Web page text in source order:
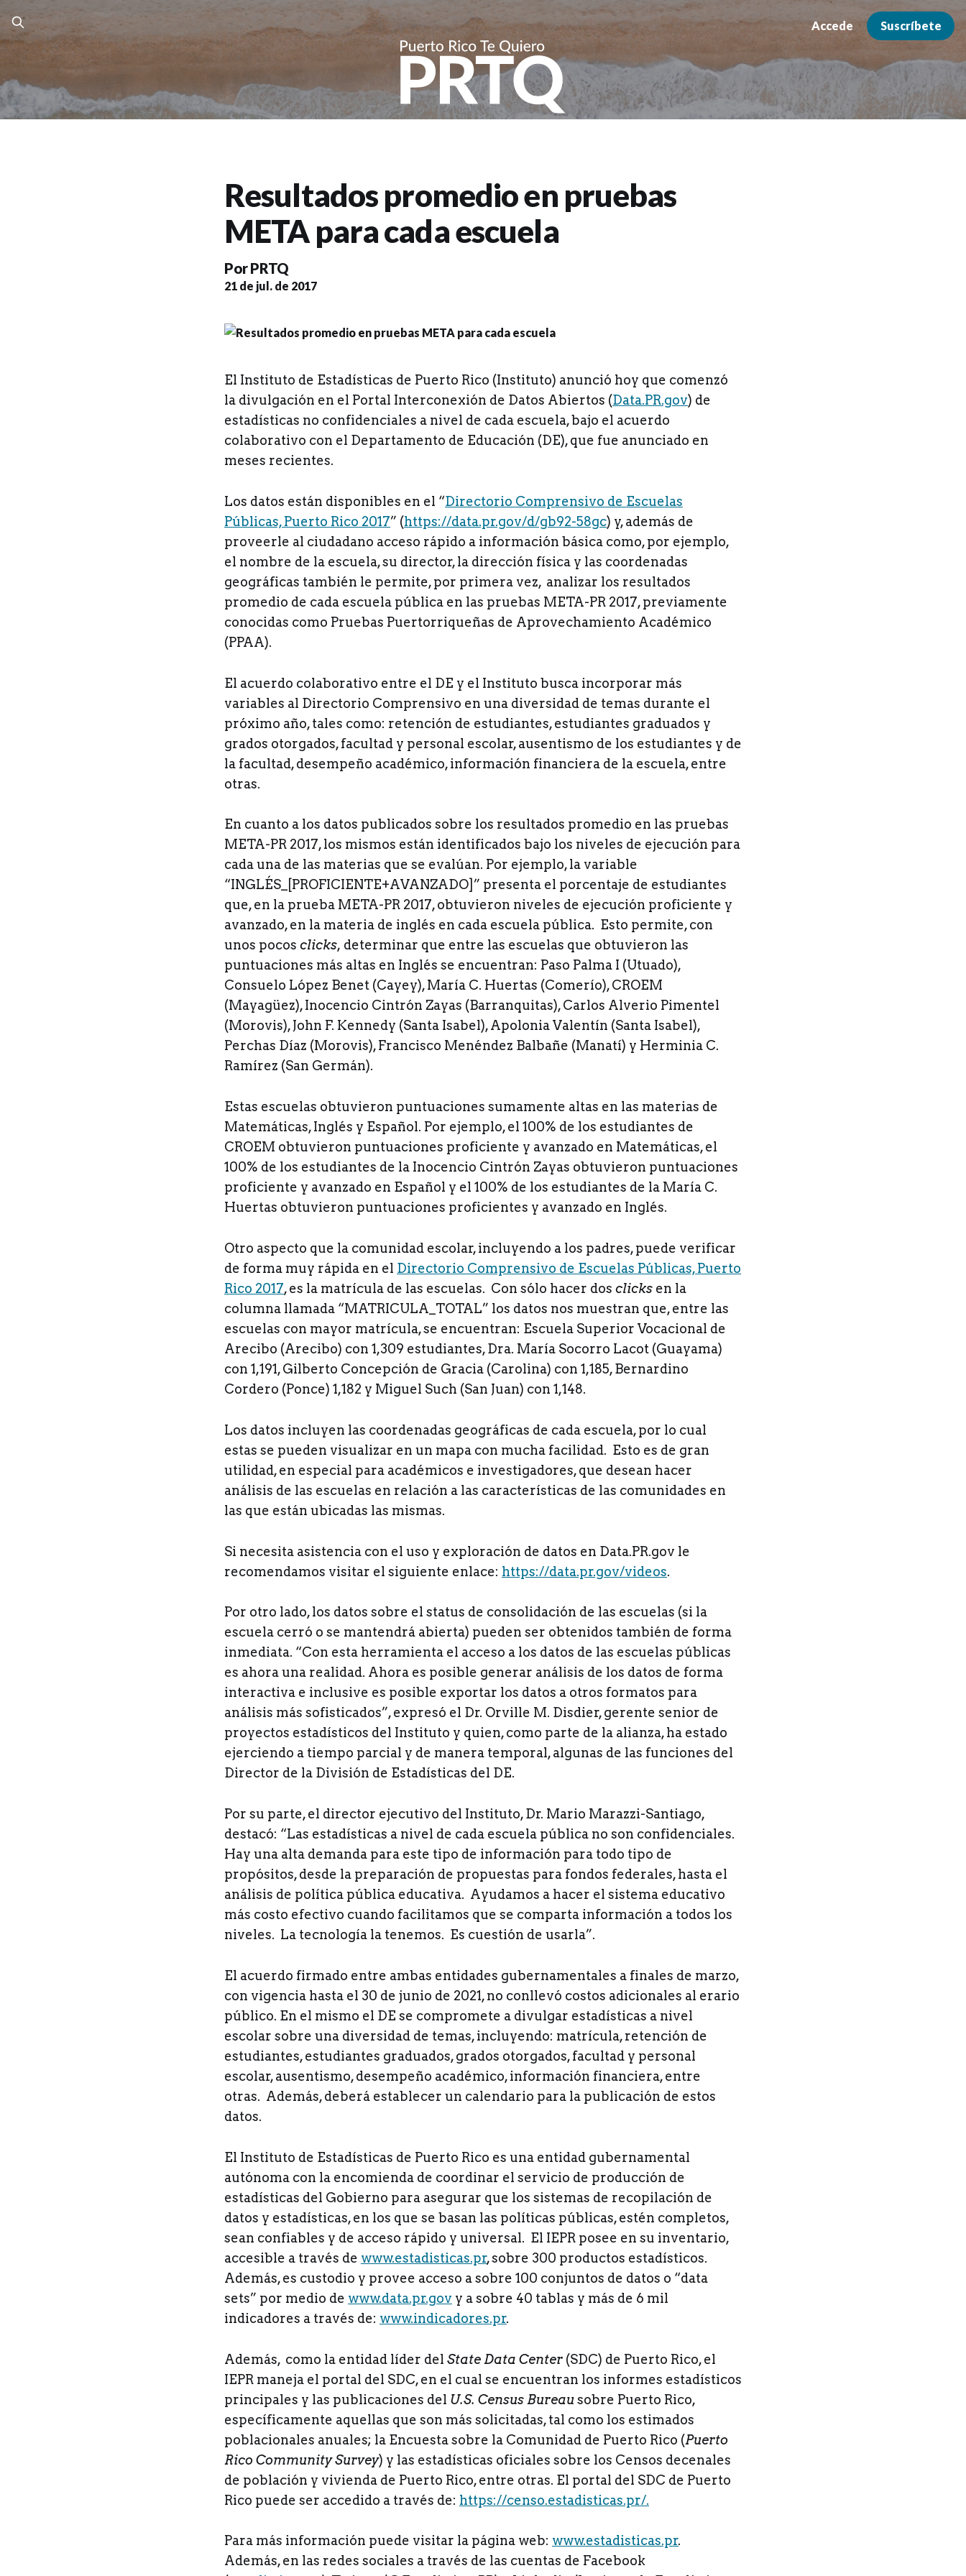
Accede Suscríbete
Resultados promedio en pruebas
META para cada escuela
PorPRTQ
21 de jul. de 2017
El Instituto de Estadísticas de Puerto Rico (Instituto) anunció hoy que comenzó
la divulgación en el Portal Interconexión de Datos Abiertos (Data.PR.gov) de
estadísticas no confidenciales a nivel de cada escuela, bajo el acuerdo
colaborativo con el Departamento de Educación (DE), que fue anunciado en
meses recientes.
Los datos están disponibles en el “Directorio Comprensivo de Escuelas
Públicas, Puerto Rico 2017” (https://data.pr.gov/d/gb92-58gc) y, además de
proveerle al ciudadano acceso rápido a información básica como, por ejemplo,
el nombre de la escuela, su director, la dirección física y las coordenadas
geográficas también le permite, por primera vez, analizar los resultados
promedio de cada escuela pública en las pruebas META-PR 2017, previamente
conocidas como Pruebas Puertorriqueñas de Aprovechamiento Académico
(PPAA).
El acuerdo colaborativo entre el DE y el Instituto busca incorporar más
variables al Directorio Comprensivo en una diversidad de temas durante el
próximo año, tales como: retención de estudiantes, estudiantes graduados y
grados otorgados, facultad y personal escolar, ausentismo de los estudiantes y de
la facultad, desempeño académico, información financiera de la escuela, entre
otras.
En cuanto a los datos publicados sobre los resultados promedio en las pruebas
META-PR 2017, los mismos están identificados bajo los niveles de ejecución para
cada una de las materias que se evalúan. Por ejemplo, la variable
“INGLÉS_[PROFICIENTE+AVANZADO]” presenta el porcentaje de estudiantes
que, en la prueba META-PR 2017, obtuvieron niveles de ejecución proficiente y
avanzado, en la materia de inglés en cada escuela pública. Esto permite, con
unos pocos clicks, determinar que entre las escuelas que obtuvieron las
puntuaciones más altas en Inglés se encuentran: Paso Palma I (Utuado),
Consuelo López Benet (Cayey), María C. Huertas (Comerío), CROEM
(Mayagüez), Inocencio Cintrón Zayas (Barranquitas), Carlos Alverio Pimentel
(Morovis), John F. Kennedy (Santa Isabel), Apolonia Valentín (Santa Isabel),
Perchas Díaz (Morovis), Francisco Menéndez Balbañe (Manatí) y Herminia C.
Ramírez (San Germán).
Estas escuelas obtuvieron puntuaciones sumamente altas en las materias de
Matemáticas, Inglés y Español. Por ejemplo, el 100% de los estudiantes de
CROEM obtuvieron puntuaciones proficiente y avanzado en Matemáticas, el
100% de los estudiantes de la Inocencio Cintrón Zayas obtuvieron puntuaciones
proficiente y avanzado en Español y el 100% de los estudiantes de la María C.
Huertas obtuvieron puntuaciones proficientes y avanzado en Inglés.
Otro aspecto que la comunidad escolar, incluyendo a los padres, puede verificar
de forma muy rápida en el Directorio Comprensivo de Escuelas Públicas, Puerto
Rico 2017, es la matrícula de las escuelas. Con sólo hacer dos clicks en la
columna llamada “MATRICULA_TOTAL” los datos nos muestran que, entre las
escuelas con mayor matrícula, se encuentran: Escuela Superior Vocacional de
Arecibo (Arecibo) con 1,309 estudiantes, Dra. María Socorro Lacot (Guayama)
con 1,191, Gilberto Concepción de Gracia (Carolina) con 1,185, Bernardino
Cordero (Ponce) 1,182 y Miguel Such (San Juan) con 1,148.
Los datos incluyen las coordenadas geográficas de cada escuela, por lo cual
estas se pueden visualizar en un mapa con mucha facilidad. Esto es de gran
utilidad, en especial para académicos e investigadores, que desean hacer
análisis de las escuelas en relación a las características de las comunidades en
las que están ubicadas las mismas.
Si necesita asistencia con el uso y exploración de datos en Data.PR.gov le
recomendamos visitar el siguiente enlace: https://data.pr.gov/videos.
Por otro lado, los datos sobre el status de consolidación de las escuelas (si la
escuela cerró o se mantendrá abierta) pueden ser obtenidos también de forma
inmediata. “Con esta herramienta el acceso a los datos de las escuelas públicas
es ahora una realidad. Ahora es posible generar análisis de los datos de forma
interactiva e inclusive es posible exportar los datos a otros formatos para
análisis más sofisticados”, expresó el Dr. Orville M. Disdier, gerente senior de
proyectos estadísticos del Instituto y quien, como parte de la alianza, ha estado
ejerciendo a tiempo parcial y de manera temporal, algunas de las funciones del
Director de la División de Estadísticas del DE.
Por su parte, el director ejecutivo del Instituto, Dr. Mario Marazzi-Santiago,
destacó: “Las estadísticas a nivel de cada escuela pública no son confidenciales.
Hay una alta demanda para este tipo de información para todo tipo de
propósitos, desde la preparación de propuestas para fondos federales, hasta el
análisis de política pública educativa. Ayudamos a hacer el sistema educativo
más costo efectivo cuando facilitamos que se comparta información a todos los
niveles. La tecnología la tenemos. Es cuestión de usarla”.
El acuerdo firmado entre ambas entidades gubernamentales a finales de marzo,
con vigencia hasta el 30 de junio de 2021, no conllevó costos adicionales al erario
público. En el mismo el DE se compromete a divulgar estadísticas a nivel
escolar sobre una diversidad de temas, incluyendo: matrícula, retención de
estudiantes, estudiantes graduados, grados otorgados, facultad y personal
escolar, ausentismo, desempeño académico, información financiera, entre
otras. Además, deberá establecer un calendario para la publicación de estos
datos.
El Instituto de Estadísticas de Puerto Rico es una entidad gubernamental
autónoma con la encomienda de coordinar el servicio de producción de
estadísticas del Gobierno para asegurar que los sistemas de recopilación de
datos y estadísticas, en los que se basan las políticas públicas, estén completos,
sean confiables y de acceso rápido y universal. El IEPR posee en su inventario,
accesible a través de www.estadisticas.pr, sobre 300 productos estadísticos.
Además, es custodio y provee acceso a sobre 100 conjuntos de datos o “data
sets” por medio de www.data.pr.gov y a sobre 40 tablas y más de 6 mil
indicadores a través de: www.indicadores.pr.
Además, como la entidad líder del State Data Center (SDC) de Puerto Rico, el
IEPR maneja el portal del SDC, en el cual se encuentran los informes estadísticos
principales y las publicaciones del U.S. Census Bureausobre Puerto Rico,
específicamente aquellas que son más solicitadas, tal como los estimados
poblacionales anuales; la Encuesta sobre la Comunidad de Puerto Rico (Puerto
Rico Community Survey) y las estadísticas oficiales sobre los Censos decenales
de población y vivienda de Puerto Rico, entre otras. El portal del SDC de Puerto
Rico puede ser accedido a través de: https://censo.estadisticas.pr/.
Para más información puede visitar la página web: www.estadisticas.pr.
Además, en las redes sociales a través de las cuentas de Facebook